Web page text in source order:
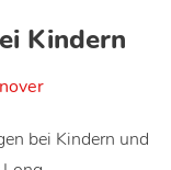
Kindern
bei Kindern und